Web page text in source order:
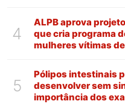
4
ALPB aprova
que cria programa
mulheres vítimas
5
Pólipos intestinais
desenvolver sem
importância dos